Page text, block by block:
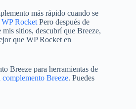
más rápido cuando se
WP Rocket Pero después de
sitios, descubrí que Breeze,
que WP Rocket en
Breeze para herramientas de
Breeze. Puedes